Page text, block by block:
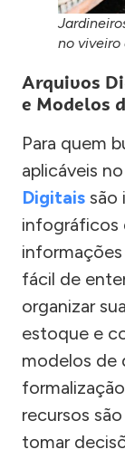
no viveiro
Arquivos
e Modelos
Para quem
aplicáveis
Digitais são
infográficos
fácil de
organizar
estoque e
modelos de
recursos
tomar